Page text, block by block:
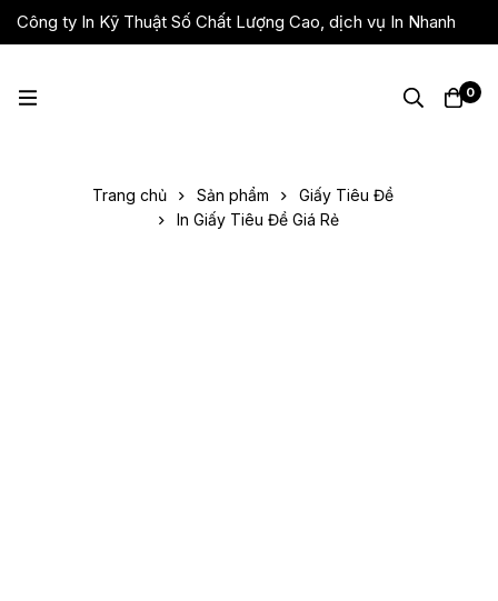
Công ty In Kỹ Thuật Số Chất Lượng Cao, dịch vụ In Nhanh
Giá Rẻ, Lấy Liền
0
Trang chủ Sản phẩm
Giấy Tiêu Đề
In Giấy Tiêu Đề Giá Rẻ